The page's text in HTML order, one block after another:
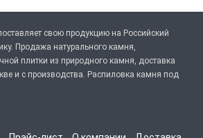
свою продукцию на Российский
Продажа натурального камня,
плитки из природного камня, доставка
и с производства. Распиловка камня под